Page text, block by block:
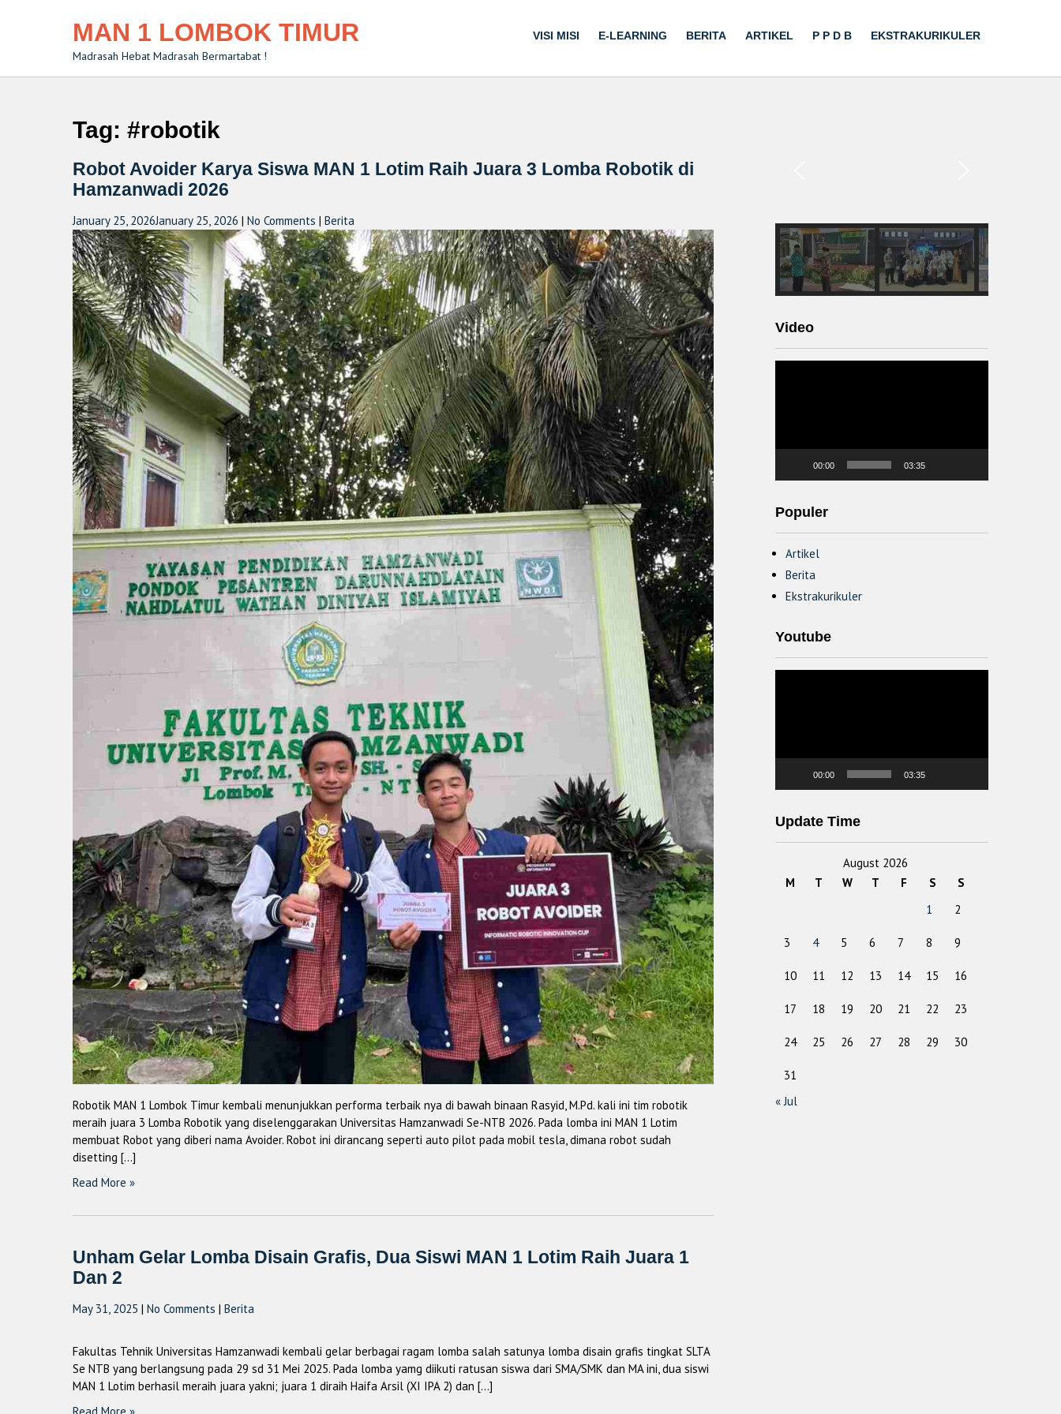
MAN 1 LOMBOK TIMUR
Madrasah Hebat Madrasah Bermartabat !
VISI MISI E-LEARNING BERITA ARTIKEL P P D B EKSTRAKURIKULER
Tag: #robotik
Robot Avoider Karya Siswa MAN 1 Lotim Raih Juara 3 Lomba Robotik di
Hamzanwadi 2026
January 25, 2026January 25, 2026 | No Comments | Berita
Robotik MAN 1 Lombok Timur kembali menunjukkan performa terbaik nya di bawah binaan Rasyid, M.Pd. kali ini tim robotik
meraih juara 3 Lomba Robotik yang diselenggarakan Universitas Hamzanwadi Se-NTB 2026. Pada lomba ini MAN 1 Lotim
membuat Robot yang diberi nama Avoider. Robot ini dirancang seperti auto pilot pada mobil tesla, dimana robot sudah
disetting […]
Read More »
Unham Gelar Lomba Disain Grafis, Dua Siswi MAN 1 Lotim Raih Juara 1
Dan 2
May 31, 2025 | No Comments | Berita
Fakultas Tehnik Universitas Hamzanwadi kembali gelar berbagai ragam lomba salah satunya lomba disain grafis tingkat SLTA
Se NTB yang berlangsung pada 29 sd 31 Mei 2025. Pada lomba yamg diikuti ratusan siswa dari SMA/SMK dan MA ini, dua siswi
MAN 1 Lotim berhasil meraih juara yakni; juara 1 diraih Haifa Arsil (XI IPA 2) dan […]
Read More »
Video
00:00 03:35
Populer
Artikel
Berita
Ekstrakurikuler
Youtube
00:00 03:35
Update Time
August 2026
M
T W T F S
S
1
2
3 4 5 6 7 8 9
10 11 12 13 14 15 16
17 18 19 20 21 22 23
24 25 26 27 28 29 30
31
« Jul